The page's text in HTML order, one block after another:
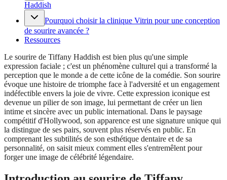
Haddish
Pourquoi choisir la clinique Vitrin pour une conception
de sourire avancée ?
Ressources
Le sourire de Tiffany Haddish est bien plus qu'une simple
expression faciale ; c'est un phénomène culturel qui a transformé la
perception que le monde a de cette icône de la comédie. Son sourire
évoque une histoire de triomphe face à l'adversité et un engagement
indéfectible envers la joie de vivre. Cette expression iconique est
devenue un pilier de son image, lui permettant de créer un lien
intime et sincère avec un public international. Dans le paysage
compétitif d'Hollywood, son apparence est une signature unique qui
la distingue de ses pairs, souvent plus réservés en public. En
comprenant les subtilités de son esthétique dentaire et de sa
personnalité, on saisit mieux comment elles s'entremêlent pour
forger une image de célébrité légendaire.